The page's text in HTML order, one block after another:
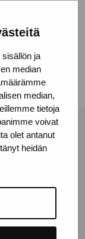
ja
median
median,
tietoja
voivat
olet antanut
heidän